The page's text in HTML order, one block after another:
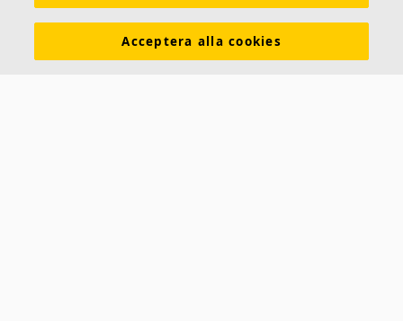
Prislistor Broschyrer The Lab Virtual Reality
Nyhetsrum
Acceptera alla cookies